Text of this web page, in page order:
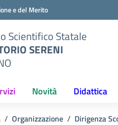
e del Merito
Scientifico Statale
SERENI
Novità Didattica
Organizzazione Dirigenza